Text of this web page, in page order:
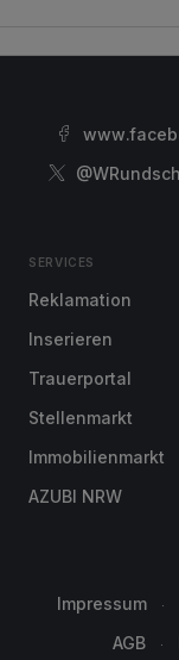
SERVICES
Reklamation
Inserieren
Trauerportal
Stellenmarkt
Immobilienmarkt
AZUBI NRW
Impressum
AGB